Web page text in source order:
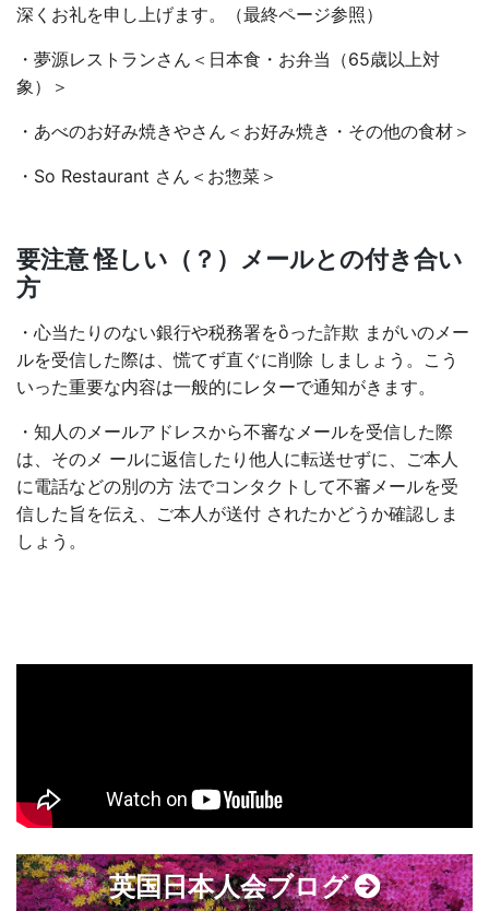
深くお礼を申し上げます。（最終ページ参照）
・夢源レストランさん＜日本食・お弁当（65歳以上対
象）＞
・あべのお好み焼きやさん＜お好み焼き・その他の食材＞
・So Restaurant さん＜お惣菜＞
要注意 怪しい（？）メールとの付き合い
方
・心当たりのない銀行や税務署をὃった詐欺 まがいのメー
ルを受信した際は、慌てず直ぐに削除 しましょう。こう
いった重要な内容は一般的にレターで通知がきます。
・知人のメールアドレスから不審なメールを受信した際
は、そのメ ールに返信したり他人に転送せずに、ご本人
に電話などの別の方 法でコンタクトして不審メールを受
信した旨を伝え、ご本人が送付 されたかどうか確認しま
しょう。
英国日本人会ブログ